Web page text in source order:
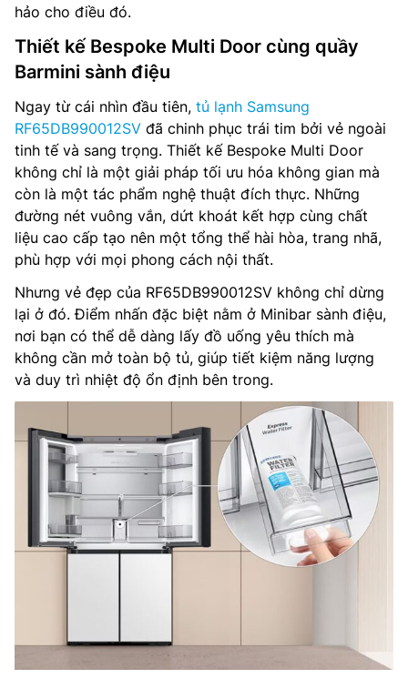
hảo cho điều đó.
Thiết kế Bespoke Multi Door cùng quầy
Barmini sành điệu
Ngay từ cái nhìn đầu tiên, tủ lạnh Samsung
RF65DB990012SV đã chinh phục trái tim bởi vẻ ngoài
tinh tế và sang trọng. Thiết kế Bespoke Multi Door
không chỉ là một giải pháp tối ưu hóa không gian mà
còn là một tác phẩm nghệ thuật đích thực. Những
đường nét vuông vắn, dứt khoát kết hợp cùng chất
liệu cao cấp tạo nên một tổng thể hài hòa, trang nhã,
phù hợp với mọi phong cách nội thất.
Nhưng vẻ đẹp của RF65DB990012SV không chỉ dừng
lại ở đó. Điểm nhấn đặc biệt nằm ở Minibar sành điệu,
nơi bạn có thể dễ dàng lấy đồ uống yêu thích mà
không cần mở toàn bộ tủ, giúp tiết kiệm năng lượng
và duy trì nhiệt độ ổn định bên trong.